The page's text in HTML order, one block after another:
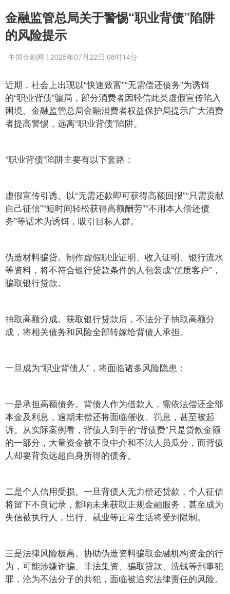
金融监管总局关于警惕“职业背债”陷阱
的风险提示
中国金融网 | 2025年07月22日 08时14分
近期，社会上出现以“快速致富”“无需偿还债务”为诱饵
的“职业背债”骗局，部分消费者因轻信此类虚假宣传陷入
困境。金融监管总局金融消费者权益保护局提示广大消费
者提高警惕，远离“职业背债”陷阱。
“职业背债”陷阱主要有以下套路：
虚假宣传引诱。以“无需还款即可获得高额回报”“只需贡献
自己征信”“短时间轻松获得高额酬劳”“不用本人偿还债
务”等话术为诱饵，吸引目标人群。
伪造材料骗贷。制作虚假职业证明、收入证明、银行流水
等资料，将不符合银行贷款条件的人包装成“优质客户”，
骗取银行贷款。
抽取高额分成。获取银行贷款后，不法分子抽取高额分
成，将相关债务和风险全部转嫁给背债人承担。
一旦成为“职业背债人”，将面临诸多风险隐患：
一是承担高额债务。背债人作为借款人，需依法偿还全部
本金及利息，逾期未偿还将面临催收、罚息，甚至被起
诉。从实际案例看，背债人到手的“背债费”只是贷款金额
的一部分，大量资金被不良中介和不法人员瓜分，而背债
人却要背负远超自身所得的债务。
二是个人信用受损。一旦背债人无力偿还贷款，个人征信
将留下不良记录，影响未来获取正规金融服务，甚至成为
失信被执行人，出行、就业等正常生活将受到限制。
三是法律风险极高。协助伪造资料骗取金融机构资金的行
为，可能涉嫌诈骗、非法集资、骗取贷款、洗钱等刑事犯
罪，沦为不法分子的共犯，面临被追究法律责任的风险。